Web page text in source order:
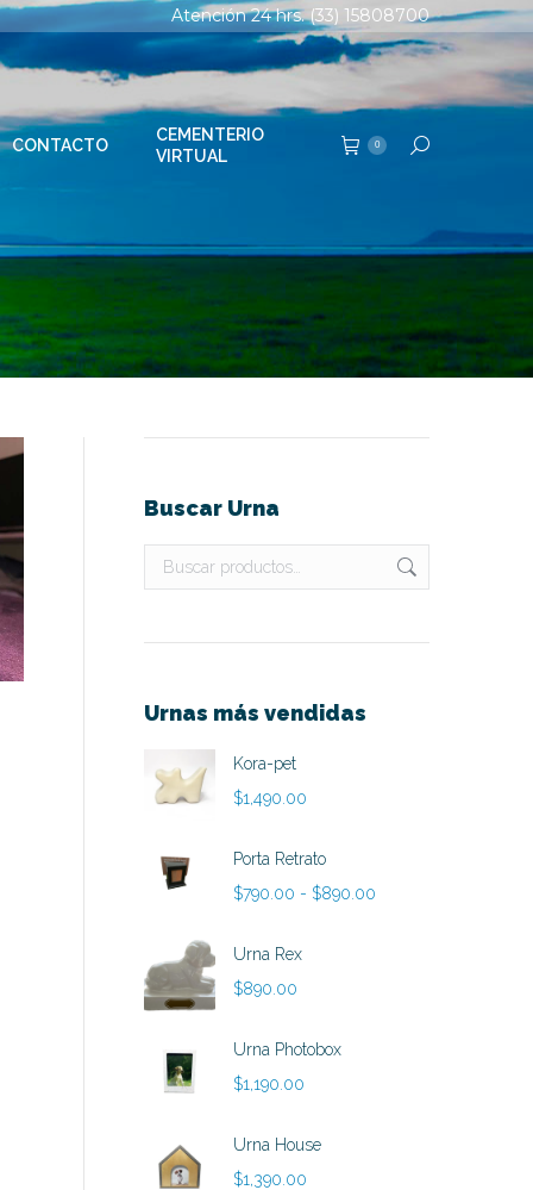
Atención 24 hrs. (33) 15808700
CONTACTO
CEMENTERIO
VIRTUAL
0 Buscar:
Buscar Urna
Urnas más vendidas
Kora-pet
$1,490.00
Porta Retrato
$790.00 - $890.00
Urna Rex
$890.00
Urna Photobox
$1,190.00
Urna House
$1,390.00
0 Buscar: